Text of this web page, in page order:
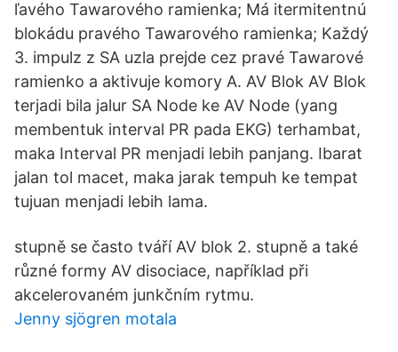
ľavého Tawarového ramienka; Má itermitentnú
blokádu pravého Tawarového ramienka; Každý
3. impulz z SA uzla prejde cez pravé Tawarové
ramienko a aktivuje komory A. AV Blok AV Blok
terjadi bila jalur SA Node ke AV Node (yang
membentuk interval PR pada EKG) terhambat,
maka Interval PR menjadi lebih panjang. Ibarat
jalan tol macet, maka jarak tempuh ke tempat
tujuan menjadi lebih lama.
stupně se často tváří AV blok 2. stupně a také
různé formy AV disociace, například při
akcelerovaném junkčním rytmu.
Jenny sjögren motala